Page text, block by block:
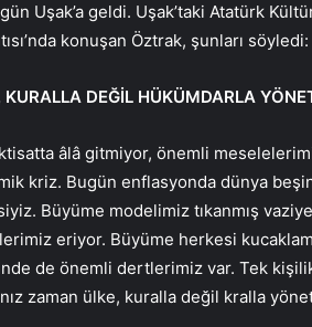
Uşak’a geldi. Uşak’taki Atatürk
konuşan Öztrak, şunları söyledi:
KURALLA DEĞİL HÜKÜMDARLA
âlâ gitmiyor, önemli
kriz. Bugün enflasyonda dünya
Büyüme modelimiz tıkanmış
eriyor. Büyüme herkesi
de önemli dertlerimiz var. Tek
zaman ülke, kuralla değil kralla